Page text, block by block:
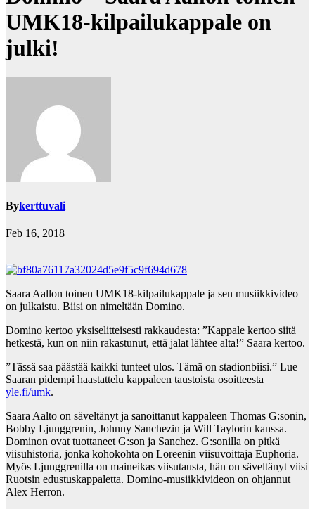
UMK18-kilpailukappale on
julki!
Bykerttuvali
Feb 16, 2018
Saara Aallon toinen UMK18-kilpailukappale ja sen musiikkivideo
on julkaistu. Biisi on nimeltään Domino.
Domino kertoo yksiselitteisesti rakkaudesta: ”Kappale kertoo siitä
hetkestä, kun on niin rakastunut, että jalat lähtee alta!” Saara kertoo.
”Tässä saa päästää kaikki tunteet ulos. Tämä on stadionbiisi.” Lue
Saaran pidempi haastattelu kappaleen taustoista osoitteesta
yle.fi/umk.
Saara Aalto on säveltänyt ja sanoittanut kappaleen Thomas G:sonin,
Bobby Ljunggrenin, Johnny Sanchezin ja Will Taylorin kanssa.
Dominon ovat tuottaneet G:son ja Sanchez. G:sonilla on pitkä
viisuhistoria, jonka kohokohta on Loreenin viisuvoittaja Euphoria.
Myös Ljunggrenilla on maineikas viisutausta, hän on säveltänyt viisi
Ruotsin edustuskappaletta. Domino-musiikkivideon on ohjannut
Alex Herron.